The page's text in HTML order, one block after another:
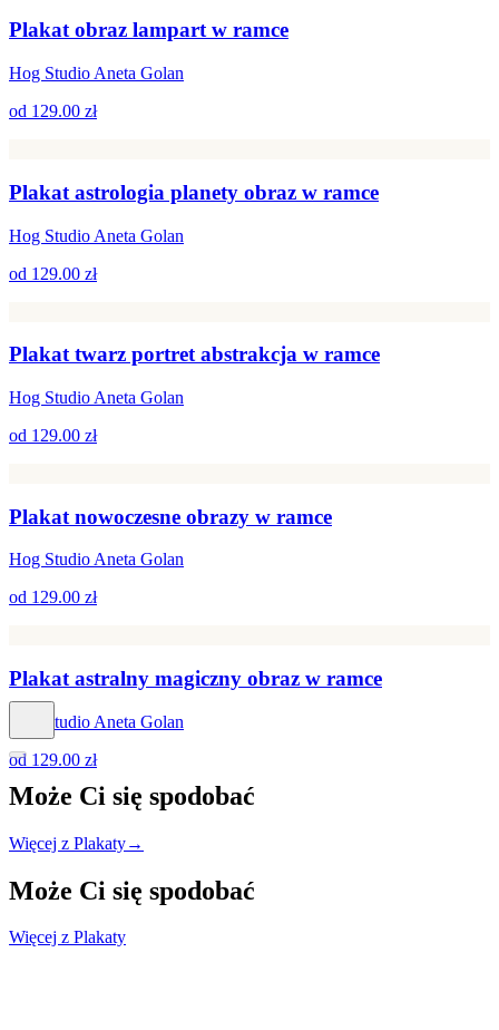
Plakat obraz lampart w ramce
Hog Studio Aneta Golan
od 129.00 zł
Plakat astrologia planety obraz w ramce
Hog Studio Aneta Golan
od 129.00 zł
Plakat twarz portret abstrakcja w ramce
Hog Studio Aneta Golan
od 129.00 zł
Plakat nowoczesne obrazy w ramce
Hog Studio Aneta Golan
od 129.00 zł
Plakat astralny magiczny obraz w ramce
Hog Studio Aneta Golan
od 129.00 zł
Może Ci się spodobać
Więcej z Plakaty→
Może Ci się spodobać
Więcej z Plakaty